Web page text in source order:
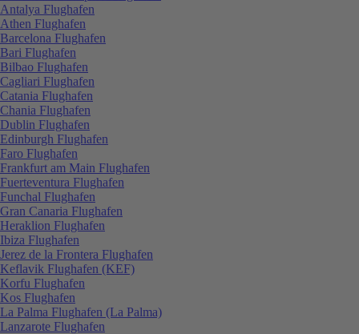
Antalya Flughafen
Athen Flughafen
Barcelona Flughafen
Bari Flughafen
Bilbao Flughafen
Cagliari Flughafen
Catania Flughafen
Chania Flughafen
Dublin Flughafen
Edinburgh Flughafen
Faro Flughafen
Frankfurt am Main Flughafen
Fuerteventura Flughafen
Funchal Flughafen
Gran Canaria Flughafen
Heraklion Flughafen
Ibiza Flughafen
Jerez de la Frontera Flughafen
Keflavik Flughafen (KEF)
Korfu Flughafen
Kos Flughafen
La Palma Flughafen (La Palma)
Lanzarote Flughafen